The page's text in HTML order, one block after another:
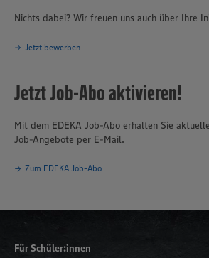
Nichts dabei? Wir freuen uns auch über Ihre
Jetzt bewerben
Jetzt Job-Abo aktivieren!
Mit dem EDEKA Job-Abo erhalten Sie
Job-Angebote per E-Mail.
Zum EDEKA Job-Abo
Für Schüler:innen